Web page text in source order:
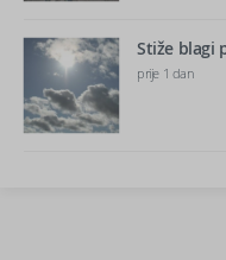
Stiže blagi
prije 1 dan